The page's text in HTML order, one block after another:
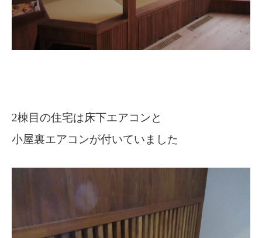
2棟目の住宅は床下エアコンと
小屋裏エアコンが付いていました